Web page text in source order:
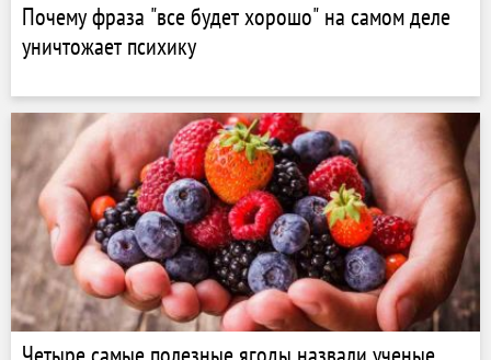
Почему фраза "все будет хорошо" на самом деле
уничтожает психику